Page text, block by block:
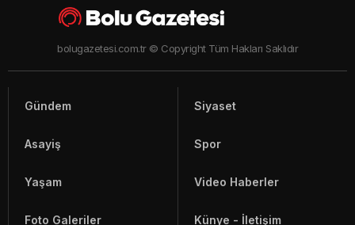
bolugazetesi.com.tr © Copyright Tüm Hakları Saklıdır
Gündem Siyaset
Asayiş Spor
Yaşam Video Haberler
Foto Galeriler Künye - İletişim